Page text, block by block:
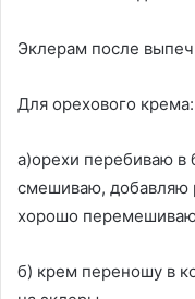
Эклерам после
Для орехового крема:
а)орехи перебиваю в
смешиваю, добавляю
хорошо
б) крем переношу в